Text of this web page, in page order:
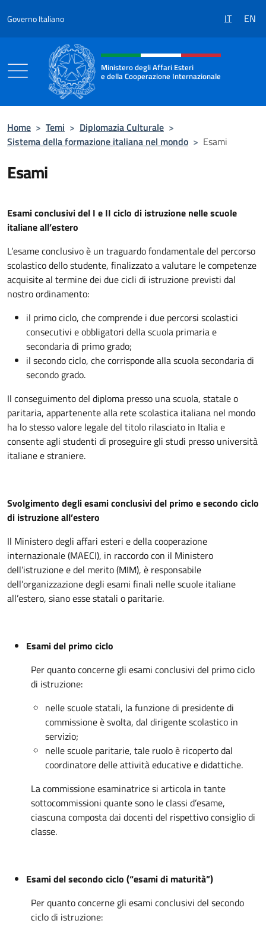
Governo Italiano IT EN
Intestazione sito, social e menù
Ministero degli Affari Esteri
e della Cooperazione Internazionale
Home > Temi > Diplomazia Culturale >
Sistema della formazione italiana nel mondo > Esami
Esami
Esami conclusivi del I e II ciclo di istruzione nelle scuole
italiane all’estero
L’esame conclusivo è un traguardo fondamentale del percorso
scolastico dello studente, finalizzato a valutare le competenze
acquisite al termine dei due cicli di istruzione previsti dal
nostro ordinamento:
il primo ciclo, che comprende i due percorsi scolastici
consecutivi e obbligatori della scuola primaria e
secondaria di primo grado;
il secondo ciclo, che corrisponde alla scuola secondaria di
secondo grado.
Il conseguimento del diploma presso una scuola, statale o
paritaria, appartenente alla rete scolastica italiana nel mondo
ha lo stesso valore legale del titolo rilasciato in Italia e
consente agli studenti di proseguire gli studi presso università
italiane e straniere.
Svolgimento degli esami conclusivi del primo e secondo ciclo
di istruzione all’estero
Il Ministero degli affari esteri e della cooperazione
internazionale (MAECI), in raccordo con il Ministero
dell’istruzione e del merito (MIM), è responsabile
dell’organizzazione degli esami finali nelle scuole italiane
all’estero, siano esse statali o paritarie.
Esami del primo ciclo
Per quanto concerne gli esami conclusivi del primo ciclo
di istruzione:
nelle scuole statali, la funzione di presidente di
commissione è svolta, dal dirigente scolastico in
servizio;
nelle scuole paritarie, tale ruolo è ricoperto dal
coordinatore delle attività educative e didattiche.
La commissione esaminatrice si articola in tante
sottocommissioni quante sono le classi d’esame,
ciascuna composta dai docenti del rispettivo consiglio di
classe.
Esami del secondo ciclo (“esami di maturità”)
Per quanto concerne gli esami conclusivi del secondo
ciclo di istruzione: